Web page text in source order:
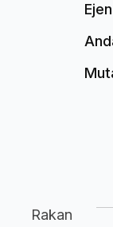
Ejen
Rakan